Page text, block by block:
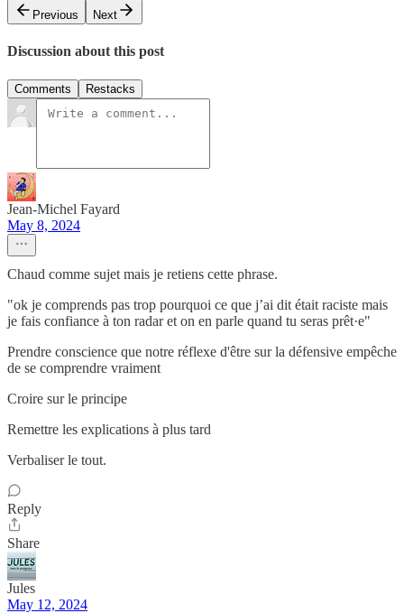
Previous
Next
Discussion about this post
Comments Restacks
Jean-Michel Fayard
May 8, 2024
Chaud comme sujet mais je retiens cette phrase.
"ok je comprends pas trop pourquoi ce que j’ai dit était raciste mais
je fais confiance à ton radar et on en parle quand tu seras prêt·e"
Prendre conscience que notre réflexe d'être sur la défensive empêche
de se comprendre vraiment
Croire sur le principe
Remettre les explications à plus tard
Verbaliser le tout.
Reply
Share
Jules
May 12, 2024